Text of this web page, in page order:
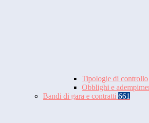
Tipologie di controllo
Obblighi e
Bandi di gara e contratti 661